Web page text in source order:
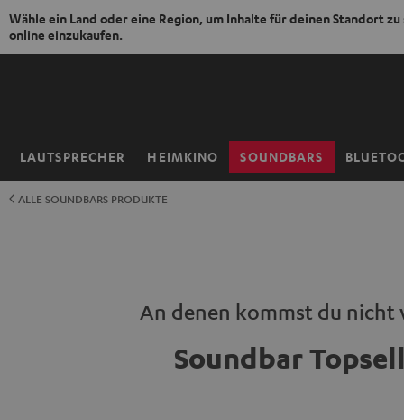
Wähle ein Land oder eine Region, um Inhalte für deinen Standort zu
online einzukaufen.
ZUM
LAUTSPRECHER HEIMKINO SOUNDBARS
Startseite
ALLE SOUNDBARS PRODUKTE
An denen kommst du nicht
Soundbar